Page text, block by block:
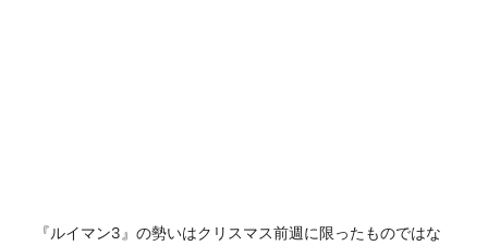
『ルイマン3』の勢いはクリスマス前週に限ったものではな